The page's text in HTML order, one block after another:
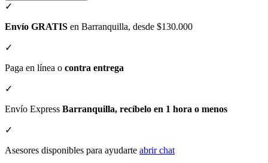
✓
Envío GRATIS en Barranquilla, desde $130.000
✓
Paga en línea o contra entrega
✓
Envío Express Barranquilla, recíbelo en 1 hora o menos
✓
Asesores disponibles para ayudarte abrir chat